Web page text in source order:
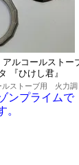
アルコールストー
『ひけし君』
ルストーブ用 火力調
ンプライムで
。